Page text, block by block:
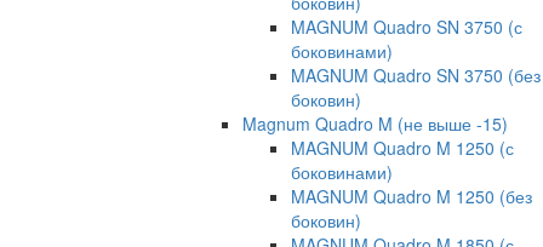
MAGNUM Quadro SN 3750 (с
боковинами)
MAGNUM Quadro SN 3750 (без
боковин)
Magnum Quadro M (не выше -15)
MAGNUM Quadro M 1250 (с
боковинами)
MAGNUM Quadro M 1250 (без
боковин)